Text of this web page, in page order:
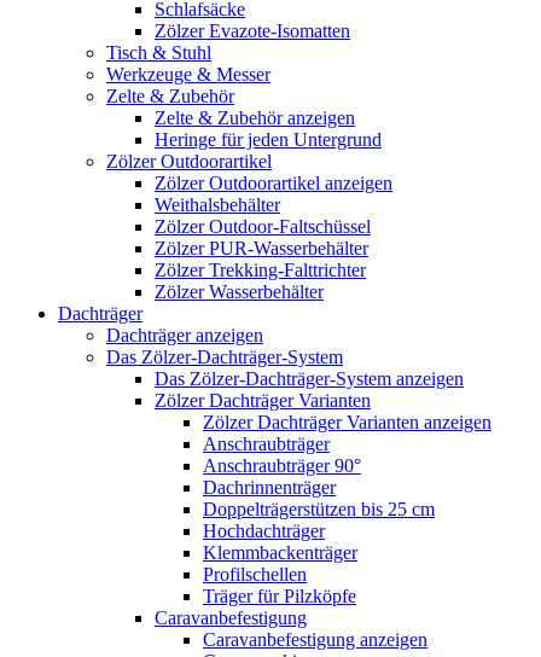
Schlafsäcke
Zölzer Evazote-Isomatten
Tisch & Stuhl
Werkzeuge & Messer
Zelte & Zubehör
Zelte & Zubehör anzeigen
Heringe für jeden Untergrund
Zölzer Outdoorartikel
Zölzer Outdoorartikel anzeigen
Weithalsbehälter
Zölzer Outdoor-Faltschüssel
Zölzer PUR-Wasserbehälter
Zölzer Trekking-Falttrichter
Zölzer Wasserbehälter
Dachträger
Dachträger anzeigen
Das Zölzer-Dachträger-System
Das Zölzer-Dachträger-System anzeigen
Zölzer Dachträger Varianten
Zölzer Dachträger Varianten anzeigen
Anschraubträger
Anschraubträger 90°
Dachrinnenträger
Doppelträgerstützen bis 25 cm
Hochdachträger
Klemmbackenträger
Profilschellen
Träger für Pilzköpfe
Caravanbefestigung
Caravanbefestigung anzeigen